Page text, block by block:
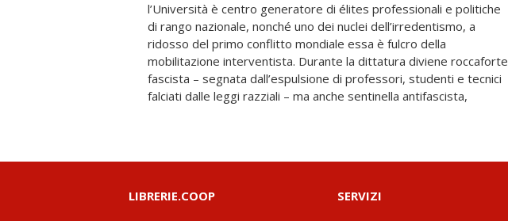
l’Università è centro generatore di élites professionali e politiche
di rango nazionale, nonché uno dei nuclei dell’irredentismo, a
ridosso del primo conflitto mondiale essa è fulcro della
mobilitazione interventista. Durante la dittatura diviene roccaforte
fascista – segnata dall’espulsione di professori, studenti e tecnici
falciati dalle leggi razziali – ma anche sentinella antifascista,
sequenza di trasformazioni economiche, politiche, tecnologiche e
culturali che sollecitano enormemente le strutture tradizionali
delle università, sospingendo quella di Padova, in prima fila tra i
grandi atenei in Italia sul piano della ricerca e della didattica, sulla
LIBRERIE.COOP SERVIZI